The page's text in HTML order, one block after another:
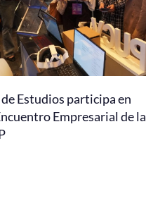
de Estudios participa en
Empresarial de la